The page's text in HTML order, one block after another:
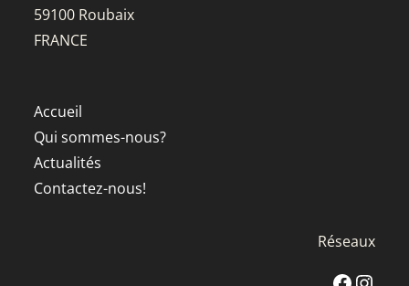
59100 Roubaix
FRANCE
Accueil
Qui sommes-nous?
Actualités
Contactez-nous!
Réseaux
Facebook